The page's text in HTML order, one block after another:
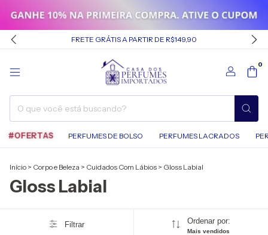
FRETE GRÁTIS A PARTIR DE R$149,90
0
#OFERTAS PERFUMES DE BOLSO PERFUMES LACRADOS
Início > Corpo e Beleza > Cuidados Com Lábios > Gloss Labial
Gloss Labial
Filtrar Ordenar por:
Mais vendidos